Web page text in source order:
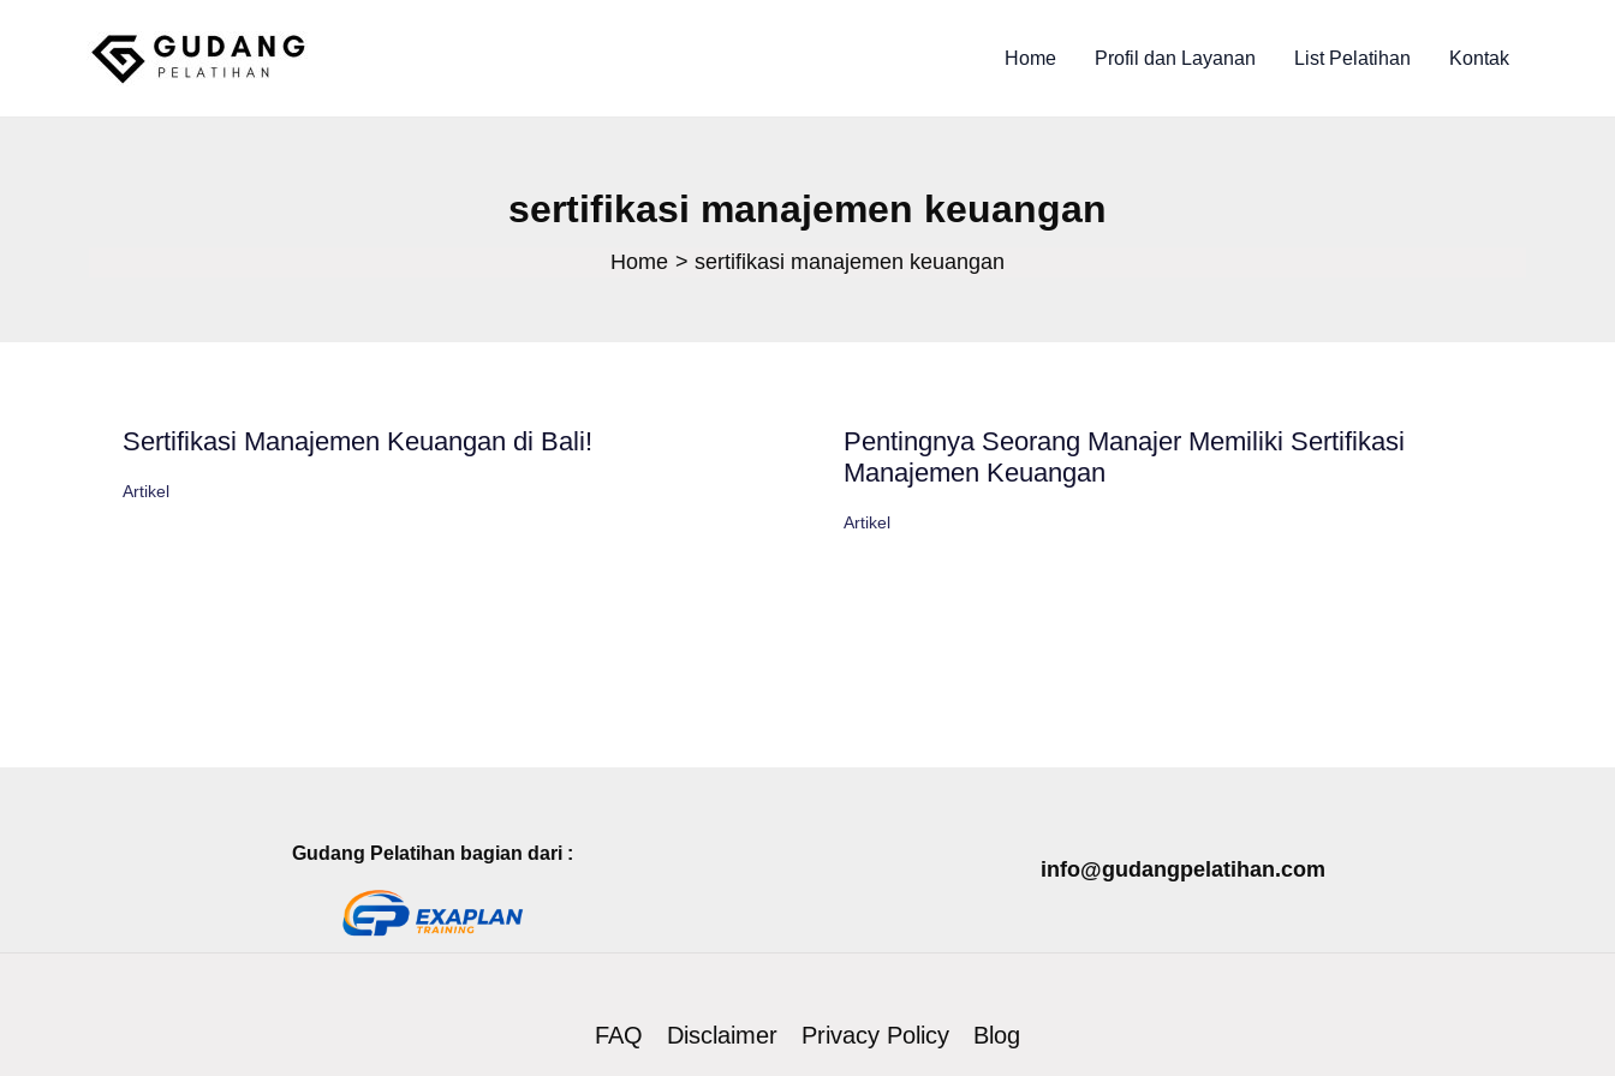
Home Profil dan Layanan List Pelatihan Kontak
sertifikasi manajemen keuangan
Home sertifikasi manajemen keuangan
Sertifikasi Manajemen Keuangan di Bali!
Artikel
Pentingnya Seorang Manajer Memiliki Sertifikasi
Manajemen Keuangan
Artikel
Gudang Pelatihan bagian dari :
info@gudangpelatihan.com
FAQ Disclaimer Privacy Policy Blog